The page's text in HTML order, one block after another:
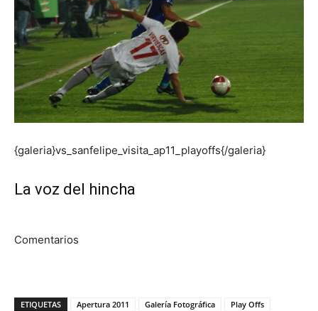
{galeria}vs_sanfelipe_visita_ap11_playoffs{/galeria}
La voz del hincha
Comentarios
ETIQUETAS Apertura 2011 Galería Fotográfica Play Offs